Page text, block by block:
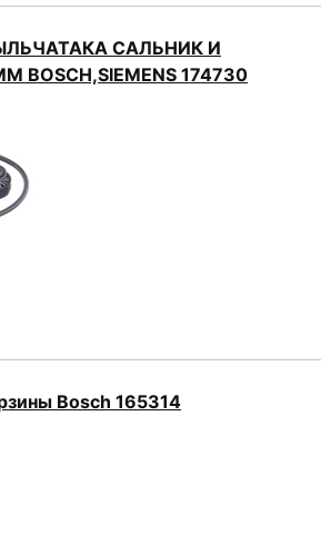
САЛЬНИК И
174730
Bosch 165314